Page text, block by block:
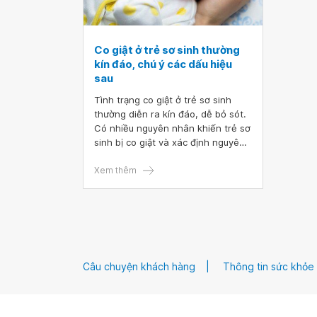
Co giật ở trẻ sơ sinh thường
kín đáo, chú ý các dấu hiệu
sau
Tình trạng co giật ở trẻ sơ sinh
thường diễn ra kín đáo, dễ bỏ sót.
Có nhiều nguyên nhân khiến trẻ sơ
sinh bị co giật và xác định nguyên
quan trọng trong việc xử trí tình
Xem thêm
Câu chuyện khách hàng Thông tin sức khỏe